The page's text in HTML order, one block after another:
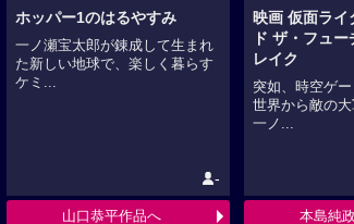
ホッパー1のはるやすみ
一ノ瀬宝太郎が錬成して生まれ
た新しい地球で、楽しく暮らす
ケミ...
-
山口恭平作品へ
映画 仮面ライ
ド ザ・フュ
レイク
突如、時空ゲ
世界から敵の大
一ノ...
本島純